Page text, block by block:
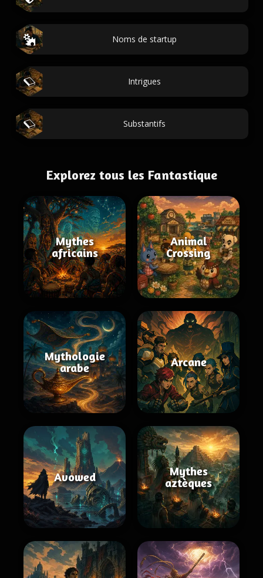
Noms de startup
Intrigues
Substantifs
Explorez tous les Fantastique
Mythes
africains
Animal
Crossing
Mythologie
arabe
Arcane
Avowed
Mythes
aztèques